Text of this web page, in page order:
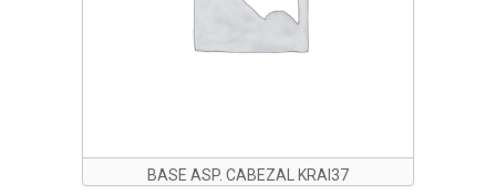
BASE ASP. CABEZAL KRAI37